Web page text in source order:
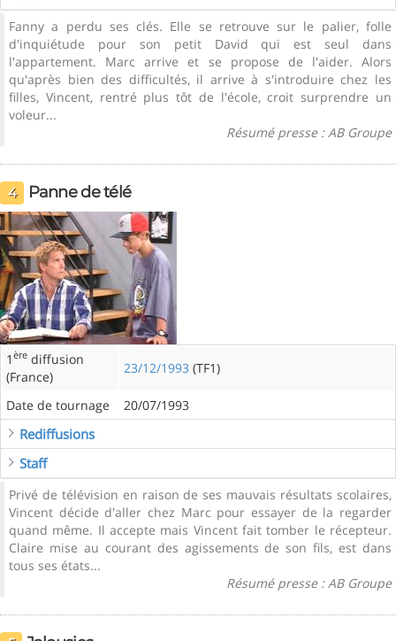
Fanny a perdu ses clés. Elle se retrouve sur le palier, folle
d'inquiétude pour son petit David qui est seul dans
l'appartement. Marc arrive et se propose de l'aider. Alors
qu'après bien des difficultés, il arrive à s'introduire chez les
filles, Vincent, rentré plus tôt de l'école, croit surprendre un
voleur...
Résumé presse : AB Groupe
4 Panne de télé
1 ère diffusion
(France)
23/12/1993 (TF1)
Date de tournage 20/07/1993
Rediffusions
Staff
Privé de télévision en raison de ses mauvais résultats scolaires,
Vincent décide d'aller chez Marc pour essayer de la regarder
quand même. Il accepte mais Vincent fait tomber le récepteur.
Claire mise au courant des agissements de son fils, est dans
tous ses états...
Résumé presse : AB Groupe